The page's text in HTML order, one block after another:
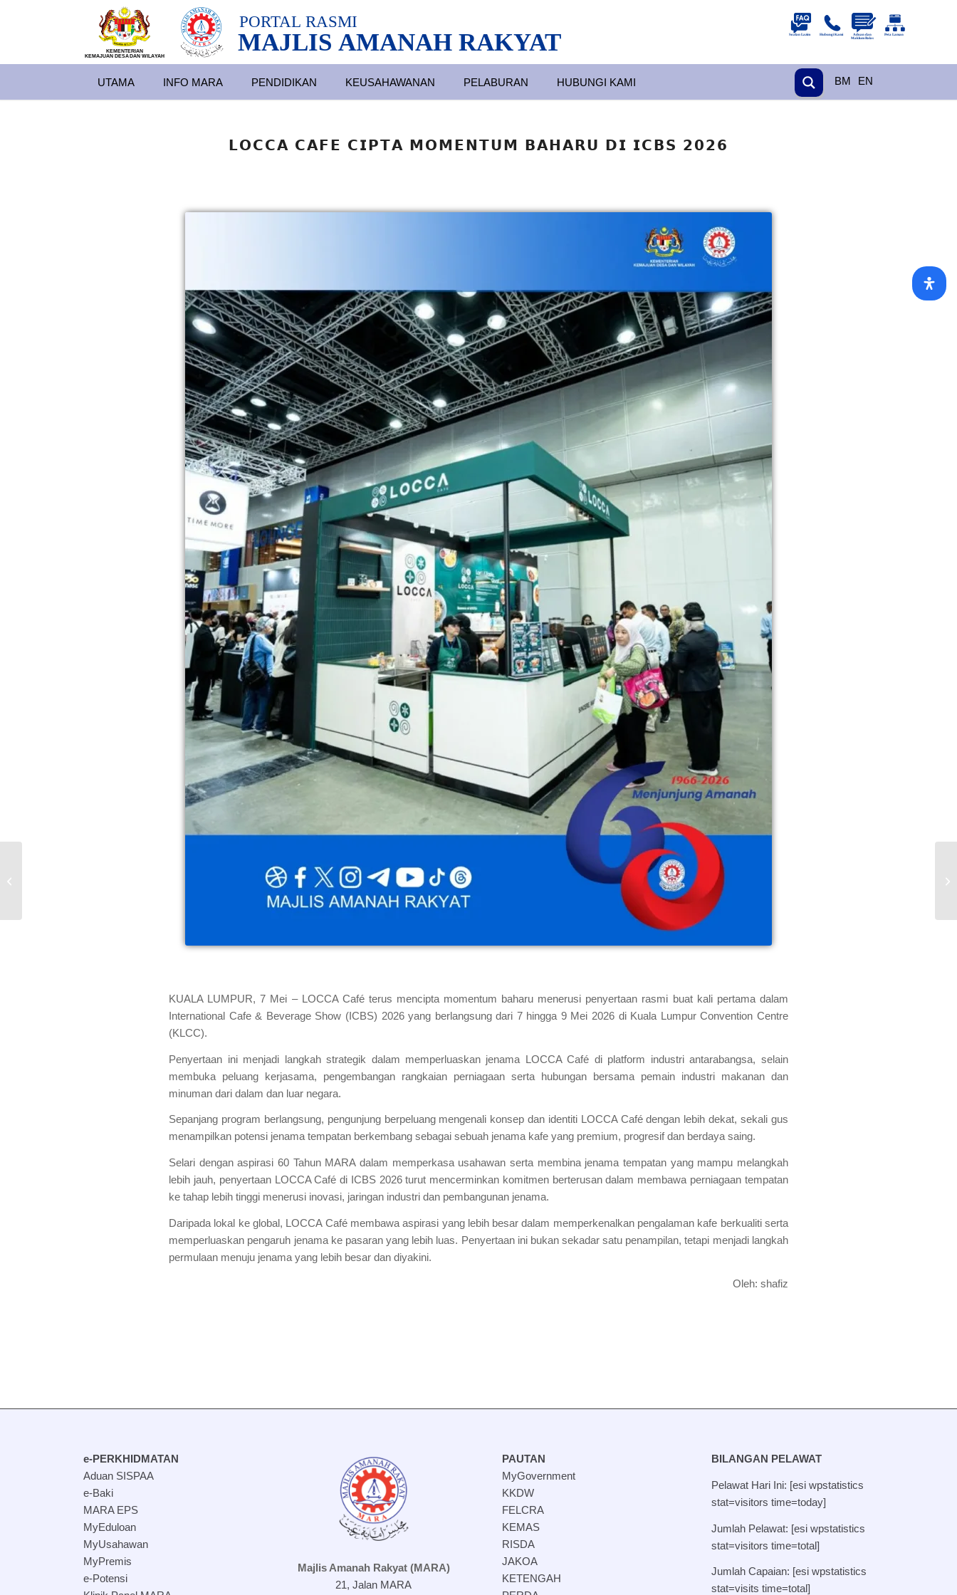
BM EN
MAJLIS AMANAH RAKYAT
PORTAL RASMI
KEMENTERIAN
KEMAJUAN DESA DAN WILA YAH
UTAMA INFO MARA PENDIDIKAN KEUSAHAWANAN PELABURAN HUBUNGI KAMI
𝗟𝗢𝗖𝗖𝗔 𝗖𝗔𝗙𝗘 𝗖𝗜𝗣𝗧𝗔 𝗠𝗢𝗠𝗘𝗡𝗧𝗨𝗠 𝗕𝗔𝗛𝗔𝗥𝗨 𝗗𝗜 𝗜𝗖𝗕𝗦 𝟮𝟬𝟮𝟲
KUALA LUMPUR, 7 Mei – LOCCA Café terus mencipta momentum baharu menerusi penyertaan rasmi buat kali pertama dalam
International Cafe & Beverage Show (ICBS) 2026 yang berlangsung dari 7 hingga 9 Mei 2026 di Kuala Lumpur Convention Centre
(KLCC).
Penyertaan ini menjadi langkah strategik dalam memperluaskan jenama LOCCA Café di platform industri antarabangsa, selain
membuka peluang kerjasama, pengembangan rangkaian perniagaan serta hubungan bersama pemain industri makanan dan
minuman dari dalam dan luar negara.
Sepanjang program berlangsung, pengunjung berpeluang mengenali konsep dan identiti LOCCA Café dengan lebih dekat, sekali gus
menampilkan potensi jenama tempatan berkembang sebagai sebuah jenama kafe yang premium, progresif dan berdaya saing.
Selari dengan aspirasi 60 Tahun MARA dalam memperkasa usahawan serta membina jenama tempatan yang mampu melangkah
lebih jauh, penyertaan LOCCA Café di ICBS 2026 turut mencerminkan komitmen berterusan dalam membawa perniagaan tempatan
ke tahap lebih tinggi menerusi inovasi, jaringan industri dan pembangunan jenama.
Daripada lokal ke global, LOCCA Café membawa aspirasi yang lebih besar dalam memperkenalkan pengalaman kafe berkualiti serta
memperluaskan pengaruh jenama ke pasaran yang lebih luas. Penyertaan ini bukan sekadar satu penampilan, tetapi menjadi langkah
permulaan menuju jenama yang lebih besar dan diyakini.
Oleh: shafiz
e-PERKHIDMATAN
Aduan SISPAA
e-Baki
MARA EPS
MyEduloan
MyUsahawan
MyPremis
e-Potensi
Majlis Amanah Rakyat (MARA)
21, Jalan MARA
PAUTAN
MyGovernment
KKDW
FELCRA
KEMAS
RISDA
JAKOA
KETENGAH
BILANGAN PELAWAT
Pelawat Hari Ini: [esi wpstatistics
stat=visitors time=today]
Jumlah Pelawat: [esi wpstatistics
stat=visitors time=total]
Jumlah Capaian: [esi wpstatistics
stat=visits time=total]